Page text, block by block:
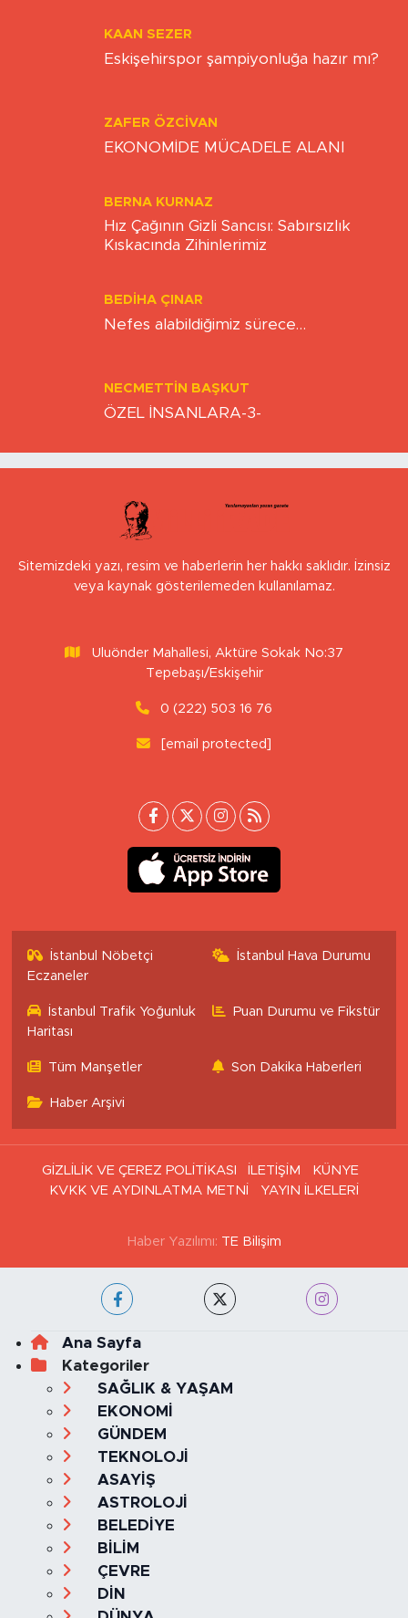
KAAN SEZER
Eskişehirspor şampiyonluğa hazır mı?
ZAFER ÖZCIVAN
EKONOMİDE MÜCADELE ALANI
BERNA KURNAZ
Hız Çağının Gizli Sancısı: Sabırsızlık
Kıskacında Zihinlerimiz
BEDIHA ÇINAR
Nefes alabildiğimiz sürece…
NECMETTIN BAŞKUT
ÖZEL İNSANLARA-3-
Sitemizdeki yazı, resim ve haberlerin her hakkı saklıdır. İzinsiz
veya kaynak gösterilemeden kullanılamaz.
Uluönder Mahallesi, Aktüre Sokak No:37
Tepebaşı/Eskişehir
0 (222) 503 16 76
[email protected]
İstanbul Nöbetçi
Eczaneler
İstanbul Hava Durumu
İstanbul Trafik Yoğunluk
Haritası
Puan Durumu ve Fikstür
Tüm Manşetler Son Dakika Haberleri
Haber Arşivi
GİZLİLİK VE ÇEREZ POLİTİKASI İLETİŞİM
KÜNYE
KVKK VE AYDINLATMA METNİ
YAYIN İLKELERİ
Haber Yazılımı: TE Bilişim
Ana Sayfa
Kategoriler
SAĞLIK & YAŞAM
EKONOMİ
GÜNDEM
TEKNOLOJİ
ASAYİŞ
ASTROLOJİ
BELEDİYE
BİLİM
ÇEVRE
DİN